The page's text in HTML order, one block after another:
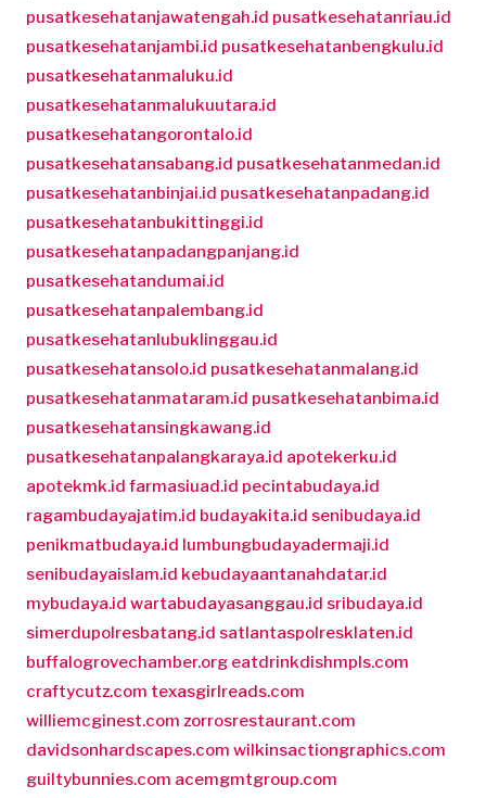
pusatkesehatanjawatengah.id pusatkesehatanriau.id
pusatkesehatanjambi.id pusatkesehatanbengkulu.id
pusatkesehatanmaluku.id
pusatkesehatanmalukuutara.id
pusatkesehatangorontalo.id
pusatkesehatansabang.id pusatkesehatanmedan.id
pusatkesehatanbinjai.id pusatkesehatanpadang.id
pusatkesehatanbukittinggi.id
pusatkesehatanpadangpanjang.id
pusatkesehatandumai.id
pusatkesehatanpalembang.id
pusatkesehatanlubuklinggau.id
pusatkesehatansolo.id pusatkesehatanmalang.id
pusatkesehatanmataram.id pusatkesehatanbima.id
pusatkesehatansingkawang.id
pusatkesehatanpalangkaraya.id apotekerku.id
apotekmk.id farmasiuad.id pecintabudaya.id
ragambudayajatim.id budayakita.id senibudaya.id
penikmatbudaya.id
lumbungbudayadermaji.id
senibudayaislam.id kebudayaantanahdatar.id
mybudaya.id wartabudayasanggau.id sribudaya.id
simerdupolresbatang.id satlantaspolresklaten.id
buffalogrovechamber.org eatdrinkdishmpls.com
craftycutz.com texasgirlreads.com
williemcginest.com zorrosrestaurant.com
davidsonhardscapes.com wilkinsactiongraphics.com
guiltybunnies.com acemgmtgroup.com